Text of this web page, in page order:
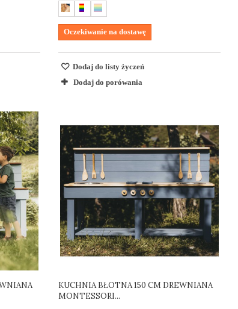
Oczekiwanie na dostawę
Dodaj do listy życzeń
Dodaj do porówania
KUCHNIA BŁOTNA 150 CM DREWNIANA
MONTESSORI...